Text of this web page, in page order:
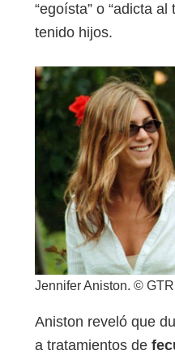
“egoísta” o “adicta
tenido hijos.
Jennifer Aniston. ©
Aniston reveló que
a tratamientos de